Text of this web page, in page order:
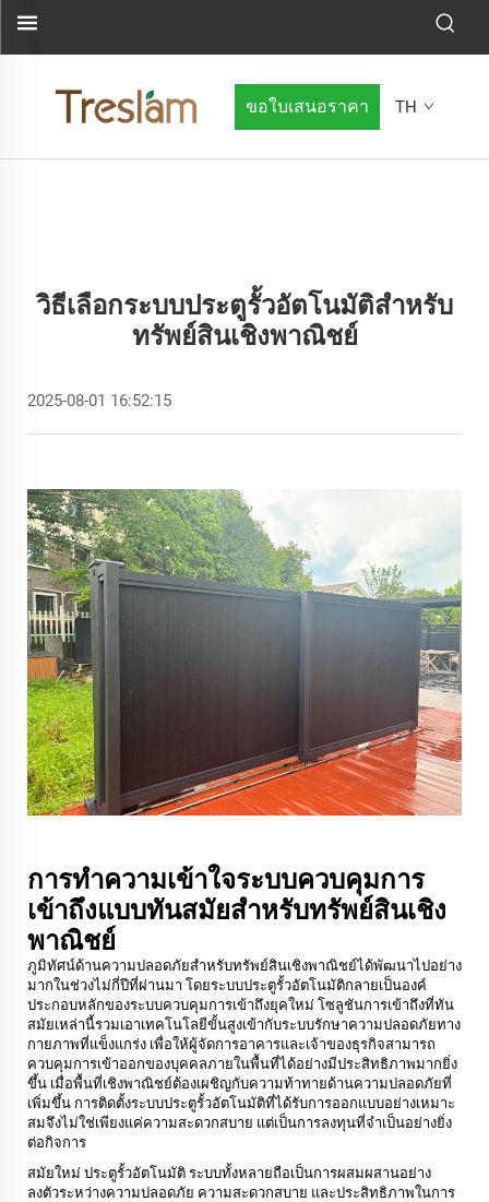
ขอใบเสนอราคา TH
วิธีเลือกระบบประตูรั้วอัตโนมัติสำหรับ
ทรัพย์สินเชิงพาณิชย์
2025-08-01 16:52:15
การทำความเข้าใจระบบควบคุมการ
เข้าถึงแบบทันสมัยสำหรับทรัพย์สินเชิง
พาณิชย์
ภูมิทัศน์ด้านความปลอดภัยสำหรับทรัพย์สินเชิงพาณิชย์ได้พัฒนาไปอย่าง
มากในช่วงไม่กี่ปีที่ผ่านมา โดยระบบประตูรั้วอัตโนมัติกลายเป็นองค์
ประกอบหลักของระบบควบคุมการเข้าถึงยุคใหม่ โซลูชันการเข้าถึงที่ทัน
สมัยเหล่านี้รวมเอาเทคโนโลยีขั้นสูงเข้ากับระบบรักษาความปลอดภัยทาง
กายภาพที่แข็งแกร่ง เพื่อให้ผู้จัดการอาคารและเจ้าของธุรกิจสามารถ
ควบคุมการเข้าออกของบุคคลภายในพื้นที่ได้อย่างมีประสิทธิภาพมากยิ่ง
ขึ้น เมื่อพื้นที่เชิงพาณิชย์ต้องเผชิญกับความท้าทายด้านความปลอดภัยที่
เพิ่มขึ้น การติดตั้งระบบประตูรั้วอัตโนมัติที่ได้รับการออกแบบอย่างเหมาะ
สมจึงไม่ใช่เพียงแค่ความสะดวกสบาย แต่เป็นการลงทุนที่จำเป็นอย่างยิ่ง
ต่อกิจการ
สมัยใหม่ ประตูรั้วอัตโนมัติ ระบบทั้งหลายถือเป็นการผสมผสานอย่าง
ลงตัวระหว่างความปลอดภัย ความสะดวกสบาย และประสิทธิภาพในการ